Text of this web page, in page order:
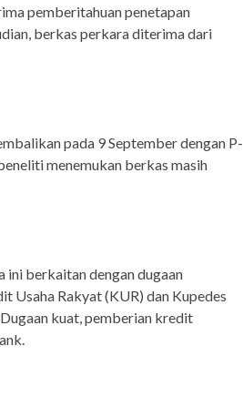
pemberitahuan penetapan
berkas perkara diterima dari
pada 9 September dengan P-
menemukan berkas masih
ini berkaitan dengan dugaan
Usaha Rakyat (KUR) dan Kupedes
kuat, pemberian kredit